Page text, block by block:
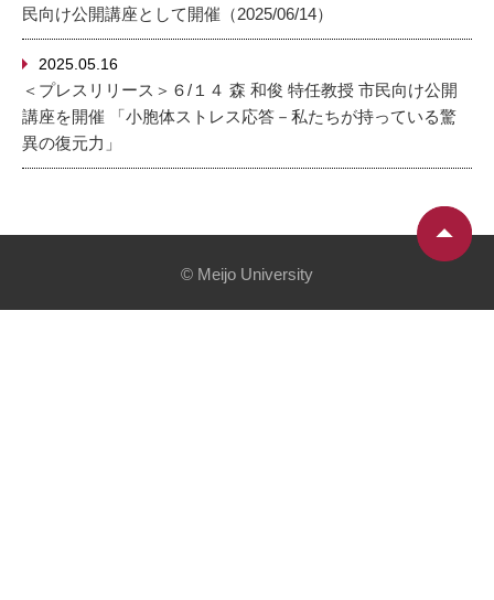
民向け公開講座として開催（2025/06/14）
2025.05.16
＜プレスリリース＞６/１４ 森 和俊 特任教授 市民向け公開
講座を開催 「小胞体ストレス応答－私たちが持っている驚
異の復元力」
© Meijo University